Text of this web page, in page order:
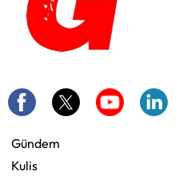
Gündem
Kulis